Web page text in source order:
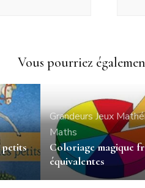
Vous pourriez
petits
GrandeursJeux
Maths
Coloriage magique
équivalentes